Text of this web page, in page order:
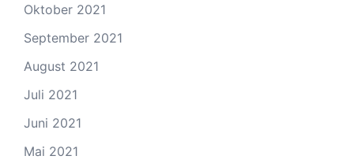
Oktober 2021
September 2021
August 2021
Juli 2021
Juni 2021
Mai 2021